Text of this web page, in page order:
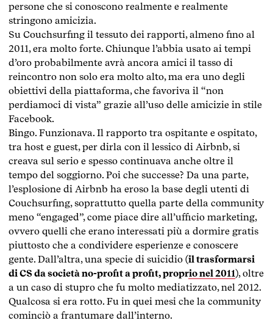
persone che si conoscono realmente e realmente
stringono amicizia.
Su Couchsurfing il tessuto dei rapporti, almeno fino al
2011, era molto forte. Chiunque l’abbia usato ai tempi
d’oro probabilmente avrà ancora amici il tasso di
reincontro non solo era molto alto, ma era uno degli
obiettivi della piattaforma, che favoriva il “non
perdiamoci di vista” grazie all’uso delle amicizie in stile
Facebook.
Bingo. Funzionava. Il rapporto tra ospitante e ospitato,
tra host e guest, per dirla con il lessico di Airbnb, si
creava sul serio e spesso continuava anche oltre il
tempo del soggiorno. Poi che successe? Da una parte,
l’esplosione di Airbnb ha eroso la base degli utenti di
Couchsurfing, soprattutto quella parte della community
meno “engaged”, come piace dire all’ufficio marketing,
ovvero quelli che erano interessati più a dormire gratis
piuttosto che a condividere esperienze e conoscere
gente. Dall’altra, una specie di suicidio (il trasformarsi
di CS da società no-profit a profit, proprio nel 2011), oltre
a un caso di stupro che fu molto mediatizzato, nel 2012.
Qualcosa si era rotto. Fu in quei mesi che la community
cominciò a frantumare dall’interno.